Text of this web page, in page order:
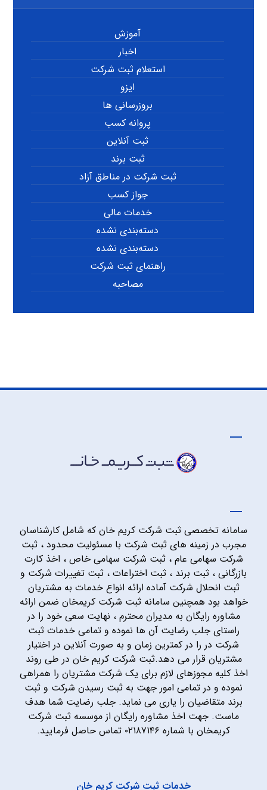
آموزش
اخبار
استعلام ثبت شرکت
ایزو
بروزرسانی ها
پروانه کسب
ثبت آنلاین
ثبت برند
ثبت شرکت در مناطق آزاد
جواز کسب
خدمات مالی
دسته‌بندی نشده
دسته‌بندی نشده
راهنمای ثبت شرکت
مصاحبه
سامانه تخصصی ثبت شرکت کریم خان که شامل کارشناسان
مجرب در زمینه های ثبت شرکت با مسئولیت محدود ، ثبت
شرکت سهامی عام ، ثبت شرکت سهامی خاص ، اخذ کارت
بازرگانی ، ثبت برند ، ثبت اختراعات ، ثبت تغییرات شرکت و
ثبت انحلال شرکت آماده ارائه انواع خدمات به مشتریان
خواهد بود همچنین سامانه ثبت شرکت کریمخان ضمن ارائه
مشاوره رایگان به مدیران محترم ، نهایت سعی خود را در
راستای جلب رضایت آن ها نموده و تمامی خدمات ثبت
شرکت در را در کمترین زمان و به صورت آنلاین در اختیار
مشتریان قرار می دهد.ثبت شرکت کریم خان در طی روند
اخذ کلیه مجوزهای لازم برای یک شرکت مشتریان را همراهی
نموده و در تمامی امور جهت به ثبت رسیدن شرکت و ثبت
برند متقاضیان را یاری می نماید. جلب رضایت شما هدف
ماست. جهت اخذ مشاوره رایگان از موسسه ثبت شرکت
کریمخان با شماره ۰۲۱۸۷۱۴۶ تماس حاصل فرمایید.
خدمات ثبت شرکت کریم خان